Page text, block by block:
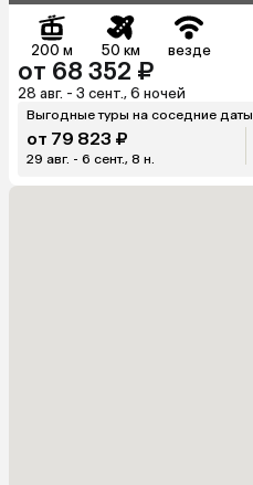
200 м 50 км везде
от 68 352 ₽
28 авг. - 3 сент., 6 ночей
Выгодные туры на соседние даты
от 79 823 ₽
29 авг. - 6 сент., 8 н.